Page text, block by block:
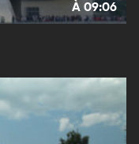
À 09:06